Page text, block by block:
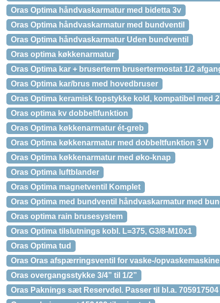
Oras Optima håndvaskarmatur med bidetta 3v
Oras Optima håndvaskarmatur med bundventil
Oras Optima håndvaskarmatur Uden bundventil
Oras optima køkkenarmatur
Oras Optima kar + bruserterm brusertermostat 1/2
Oras Optima kar/brus med hovedbruser
Oras Optima keramisk topstykke kold, kompatibel med
Oras optima kv dobbeltfunktion
Oras Optima køkkenarmatur ét-greb
Oras Optima køkkenarmatur med dobbeltfunktion 3 V
Oras Optima køkkenarmatur med øko-knap
Oras Optima luftblander
Oras Optima magnetventil Komplet
Oras Optima med bundventil håndvaskarmatur med
Oras optima rain brusesystem
Oras Optima tilslutnings kobl. L=375, G3/8-M10x1
Oras Optima tud
Oras Oras afspærringsventil for vaske-/opvaskemaskine
Oras overgangsstykke 3/4” til 1/2”
Oras Paknings sæt Reservdel. Passer til bl.a. 705917504